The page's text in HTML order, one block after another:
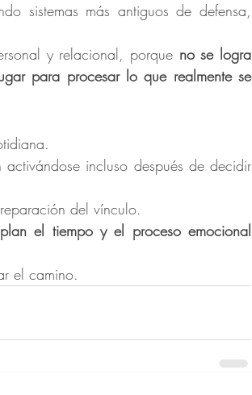
sistemas más antiguos de defensa,
y relacional, porque
no se logra
para procesar lo que realmente se
incluso después de decidir
del vínculo.
el tiempo y el proceso emocional
el camino.